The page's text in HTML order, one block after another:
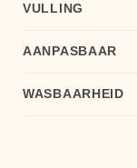
VULLING
AANPASBAAR
WASBAARHEID